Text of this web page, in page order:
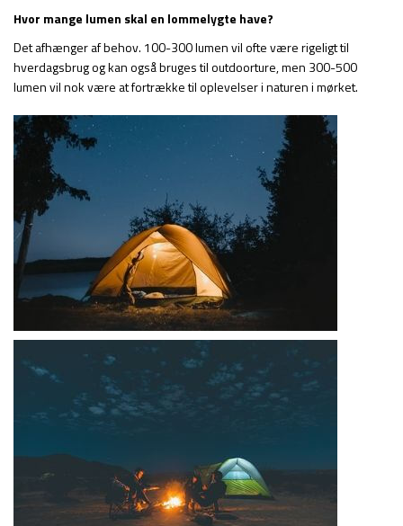
Hvor mange lumen skal en lommelygte have?
Det afhænger af behov. 100-300 lumen vil ofte være rigeligt til
hverdagsbrug og kan også bruges til outdoorture, men 300-500
lumen vil nok være at fortrække til oplevelser i naturen i mørket.